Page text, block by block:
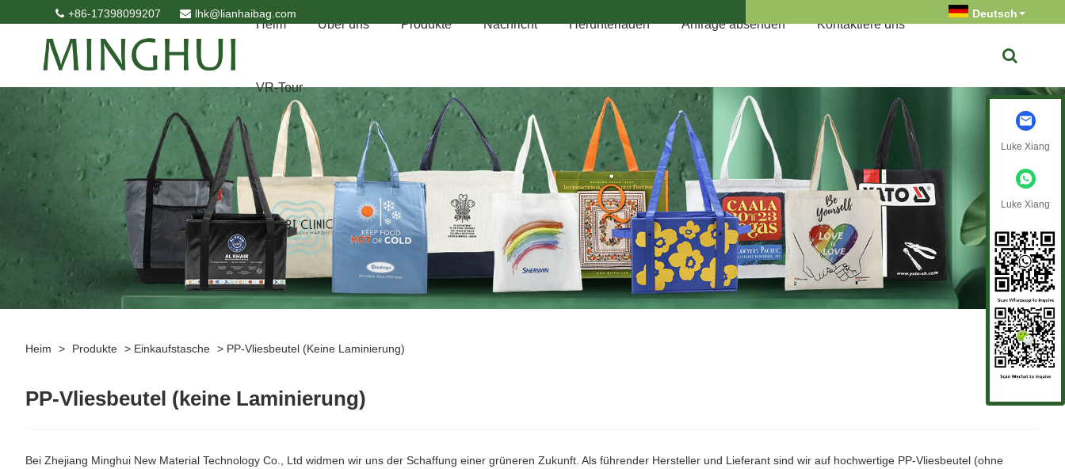
+86-17398099207 lhk@lianhaibag.com Deutsch
Heim Über uns Produkte Nachricht Herunterladen Anfrage absenden Kontaktiere uns
VR-Tour
Heim > Produkte > Einkaufstasche > PP-Vliesbeutel (keine Laminierung)
PP-Vliesbeutel (keine Laminierung)
Bei Zhejiang Minghui New Material Technology Co., Ltd widmen wir uns der Schaffung einer grüneren Zukunft. Als führender Hersteller und Lieferant sind wir auf hochwertige PP-Vliesbeutel (ohne
Luke Xiang
Luke Xiang